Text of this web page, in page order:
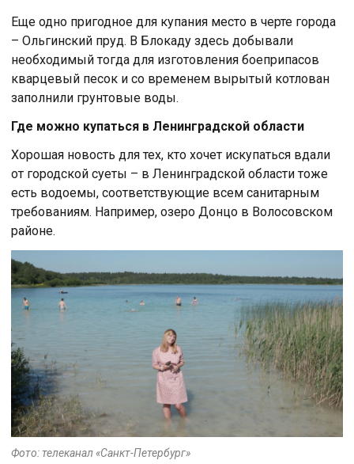
Еще одно пригодное для купания место в черте города
– Ольгинский пруд. В Блокаду здесь добывали
необходимый тогда для изготовления боеприпасов
кварцевый песок и со временем вырытый котлован
заполнили грунтовые воды.
Где можно купаться в Ленинградской области
Хорошая новость для тех, кто хочет искупаться вдали
от городской суеты – в Ленинградской области тоже
есть водоемы, соответствующие всем санитарным
требованиям. Например, озеро Донцо в Волосовском
районе.
Фото: телеканал «Санкт-Петербург»